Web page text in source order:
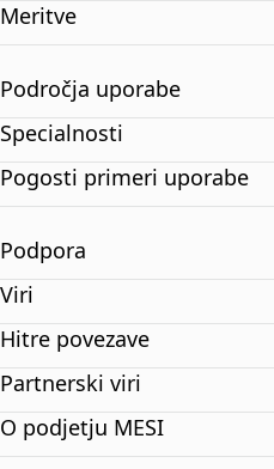
Meritve
Področja uporabe
Specialnosti
Pogosti primeri uporabe
Podpora
Viri
Hitre povezave
Partnerski viri
O podjetju MESI